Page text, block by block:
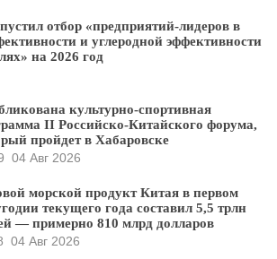
отбор «предприятий-лидеров в
и углеродной эффективности
на 2026 год
культурно-спортивная
II Российско-Китайского форума,
пройдет в Хабаровске
04 Авг 2026
морской продукт Китая в первом
текущего года составил 5,5 трлн
— примерно 810 млрд долларов
04 Авг 2026